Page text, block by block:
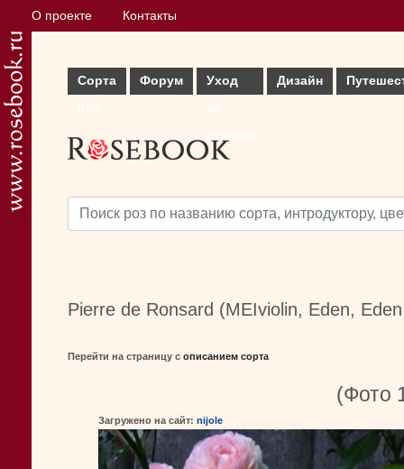
О проекте Контакты
Сорта
Форум
Уход
Дизайн
Pierre de Ronsard (MEIviolin, Eden,
Перейти на страницу с описанием сорта
(Фото
Загружено на сайт: nijole